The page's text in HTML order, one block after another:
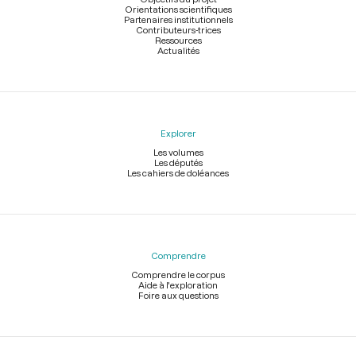
Orientations scientifiques
Partenaires institutionnels
Contributeurs-trices
Ressources
Actualités
Explorer
Les volumes
Les députés
Les cahiers de doléances
Comprendre
Comprendre le corpus
Aide à l'exploration
Foire aux questions